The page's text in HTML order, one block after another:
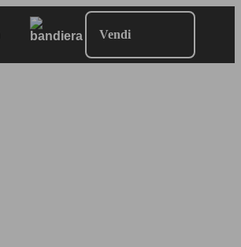
Vendi